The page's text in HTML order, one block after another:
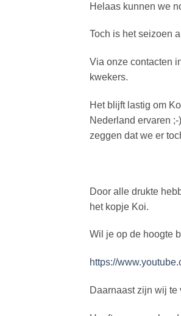
Helaas kunnen we
Toch is het seizoen
Via onze contacten
kwekers.
Het blijft lastig om
Nederland ervaren
zeggen dat we er
Door alle drukte
het kopje Koi.
Wil je op de hoogte
https://
Daarnaast zijn wij